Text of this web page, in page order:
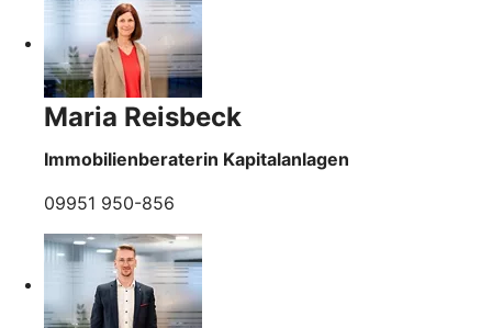
Maria Reisbeck
Immobilienberaterin Kapitalanlagen
09951 950-856